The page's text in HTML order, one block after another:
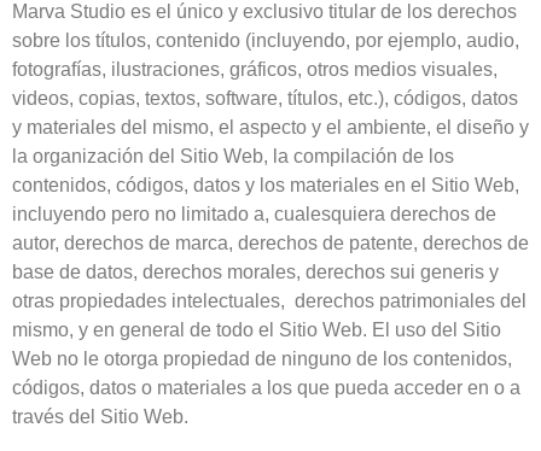
Marva Studio es el único y exclusivo titular de los derechos
sobre los títulos, contenido (incluyendo, por ejemplo, audio,
fotografías, ilustraciones, gráficos, otros medios visuales,
videos, copias, textos, software, títulos, etc.), códigos, datos
y materiales del mismo, el aspecto y el ambiente, el diseño y
la organización del Sitio Web, la compilación de los
contenidos, códigos, datos y los materiales en el Sitio Web,
incluyendo pero no limitado a, cualesquiera derechos de
autor, derechos de marca, derechos de patente, derechos de
base de datos, derechos morales, derechos sui generis y
otras propiedades intelectuales, derechos patrimoniales del
mismo, y en general de todo el Sitio Web. El uso del Sitio
Web no le otorga propiedad de ninguno de los contenidos,
códigos, datos o materiales a los que pueda acceder en o a
través del Sitio Web.